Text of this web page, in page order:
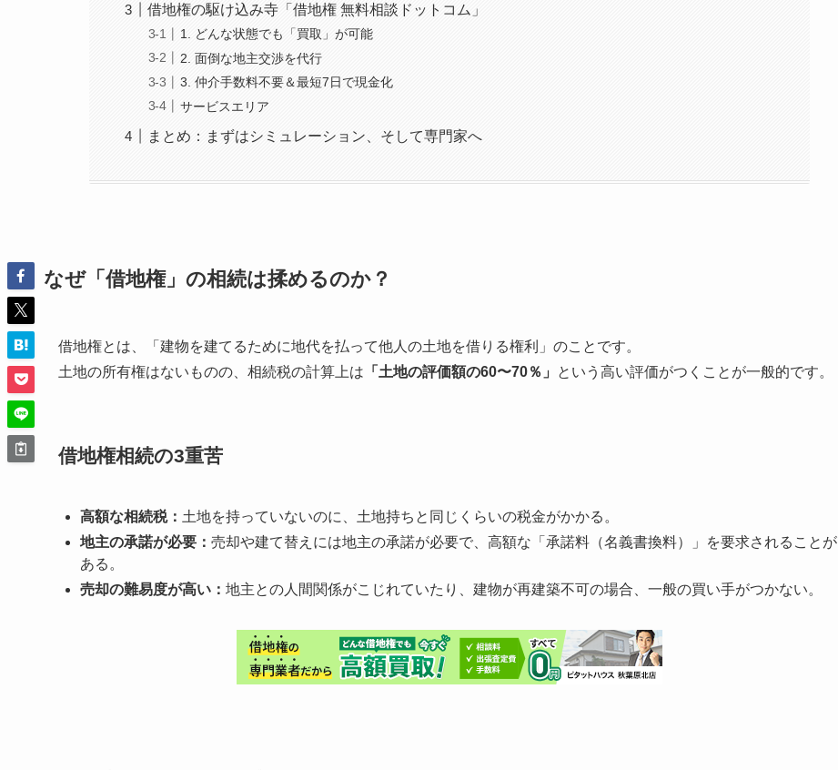
借地権の駆け込み寺「借地権 無料相談ドットコム」
1. どんな状態でも「買取」が可能
2. 面倒な地主交渉を代行
3. 仲介手数料不要＆最短7日で現金化
サービスエリア
まとめ：まずはシミュレーション、そして専門家へ
なぜ「借地権」の相続は揉めるのか？
借地権とは、「建物を建てるために地代を払って他人の土地を借りる権利」のことです。
土地の所有権はないものの、相続税の計算上は 「土地の評価額の60〜70％」 という高い評価がつくことが一般的です。
借地権相続の3重苦
高額な相続税： 土地を持っていないのに、土地持ちと同じくらいの税金がかかる。
地主の承諾が必要： 売却や建て替えには地主の承諾が必要で、高額な「承諾料（名義書換料）」を要求されることが
ある。
売却の難易度が高い： 地主との人間関係がこじれていたり、建物が再建築不可の場合、一般の買い手がつかない。